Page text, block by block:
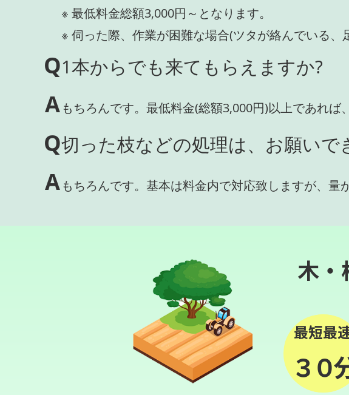
※ 最低料金総額3,000円～となります。
※ 伺った際、作業が困難な場合(ツタが絡んでいる、
Q1本からでも来てもらえますか?
Aもちろんです。最低料金(総額3,000円)以上であれば
Q切った枝などの処理は、お願いで
Aもちろんです。基本は料金内で対応致しますが、量
木
最短最
３０